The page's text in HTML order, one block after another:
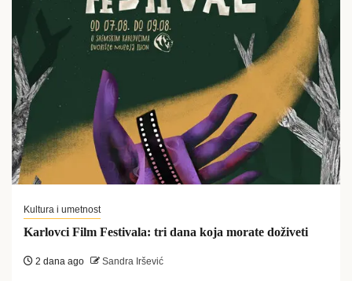
Kultura i umetnost
Karlovci Film Festivala: tri dana koja morate doživeti
2 dana ago Sandra Iršević